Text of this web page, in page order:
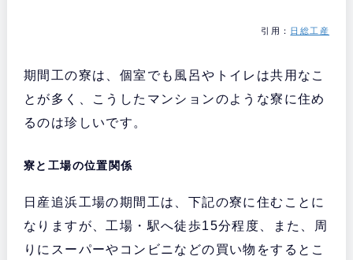
引用： 日総工産
期間工の寮は、個室でも風呂やトイレは共用なこ
とが多く、こうしたマンションのような寮に住め
るのは珍しいです。
寮と工場の位置関係
日産追浜工場の期間工は、下記の寮に住むことに
なりますが、工場・駅へ徒歩15分程度、また、周
りにスーパーやコンビニなどの買い物をするとこ